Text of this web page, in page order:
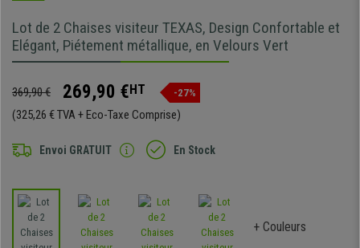
Lot de 2 Chaises visiteur TEXAS, Design Confortable et
Elégant, Piétement métallique, en Velours Vert
369,90 € 269,90 €HT -27%
(325,26 € TVA + Eco-Taxe Comprise)
Envoi GRATUIT En Stock
+ Couleurs